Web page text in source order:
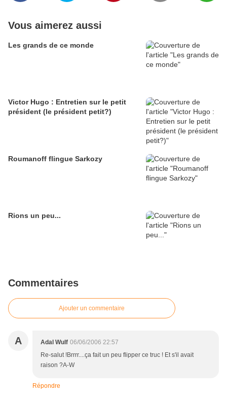
Vous aimerez aussi
Les grands de ce monde
Victor Hugo : Entretien sur le petit
président (le président petit?)
Roumanoff flingue Sarkozy
Rions un peu...
Commentaires
Ajouter un commentaire
A Adal Wulf 06/06/2006 22:57
Re-salut !Brrrr....ça fait un peu flipper ce truc ! Et s'il avait
raison ?A-W
Répondre